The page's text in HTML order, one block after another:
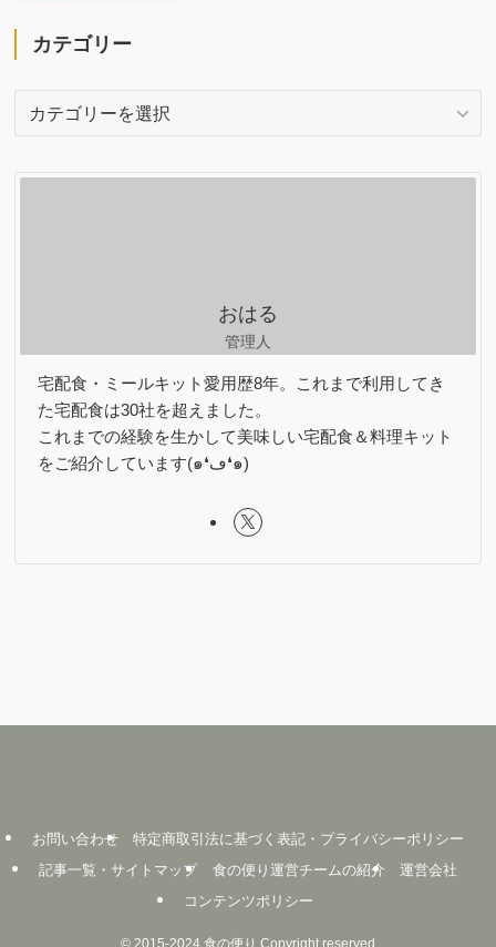
カテゴリー
リ
おはる
管理人
宅配食・ミールキット愛用歴8年。これまで利用してき
た宅配食は30社を超えました。
これまでの経験を生かして美味しい宅配食＆料理キット
をご紹介しています(๑❛ڡ❛๑)
お問い合わせ
特定商取引法に基づく表記・プライバシーポリシー
記事一覧・サイトマップ
食の便り運営チームの紹介
運営会社
コンテンツポリシー
© 2015-2024 食の便り Copyright reserved